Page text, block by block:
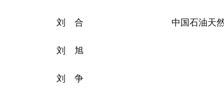
刘 合 中国石油天
刘 旭
刘 争